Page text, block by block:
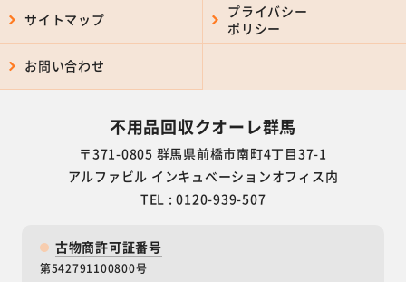
サイトマップ
プライバシー
ポリシー
お問い合わせ
不用品回収クオーレ群馬
〒371-0805 群馬県前橋市南町4丁目37-1
アルファビル インキュベーションオフィス内
TEL : 0120-939-507
古物商許可証番号
第542791100800号